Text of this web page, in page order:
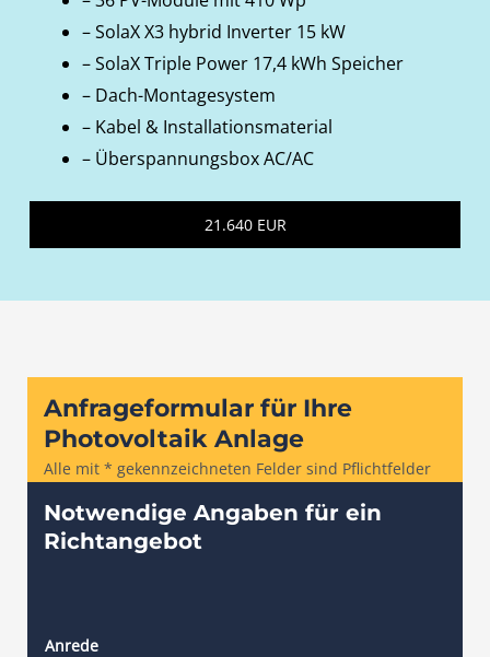
– SolaX X3 hybrid Inverter 15 kW
– SolaX Triple Power 17,4 kWh Speicher
– Dach-Montagesystem
– Kabel & Installationsmaterial
– Überspannungsbox AC/AC
21.640 EUR
Anfrageformular für Ihre
Photovoltaik Anlage
Alle mit * gekennzeichneten Felder sind Pflichtfelder
Notwendige Angaben für ein
Richtangebot
Anrede